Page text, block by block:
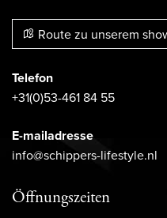
Route zu unserem
Telefon
+31(0)53-461 84 55
E-mailadresse
info@schippers-lifestyle.nl
Öffnungszeiten